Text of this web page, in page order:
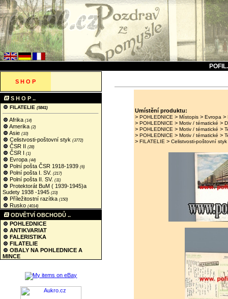
S H O P
S H O P ..
FILATELIE (5841)
Afrika (14)
Amerika (2)
Asie (10)
Celistvosti-poštovní styk (3772)
ČSR II (28)
ČSR I (1)
Evropa (44)
Polní pošta ČSR 1918-1939 (6)
Polní pošta I. SV. (217)
Polní pošta II. SV. (11)
Protektorát BuM ( 1939-1945)a
Sudety 1938 -1945 (23)
Příležitostní razítka (150)
Rusko (4014)
ODVĚTVÍ OBCHODŮ ..
POHLEDNICE
ANTIKVARIAT
FALERISTIKA
FILATELIE
OBALY NA POHLEDNICE A
MINCE
Umístění produktu:
>POHLEDNICE >Místopis >Evropa >
>POHLEDNICE >Motiv / tématické >
>POHLEDNICE >Motiv / tématické >
>POHLEDNICE >Motiv / tématické >
>FILATELIE >Celistvosti-poštovní styk